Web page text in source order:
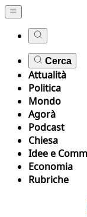
Cerca
Attualità
Politica
Mondo
Agorà
Podcast
Chiesa
Idee e
Economia
Rubriche